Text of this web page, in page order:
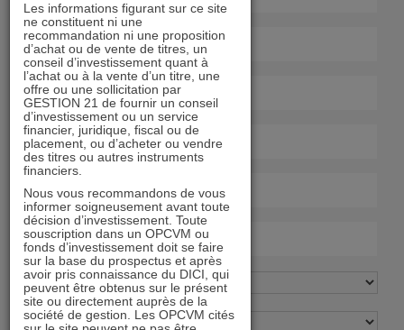
Les informations figurant sur ce site
ne constituent ni une
recommandation ni une proposition
d’achat ou de vente de titres, un
conseil d’investissement quant à
l’achat ou à la vente d’un titre, une
offre ou une sollicitation par
GESTION 21 de fournir un conseil
d’investissement ou un service
financier, juridique, fiscal ou de
placement, ou d’acheter ou vendre
des titres ou autres instruments
financiers.
Nous vous recommandons de vous
informer soigneusement avant toute
décision d’investissement. Toute
souscription dans un OPCVM ou
fonds d’investissement doit se faire
sur la base du prospectus et après
avoir pris connaissance du DICI, qui
peuvent être obtenus sur le présent
site ou directement auprès de la
société de gestion. Les OPCVM cités